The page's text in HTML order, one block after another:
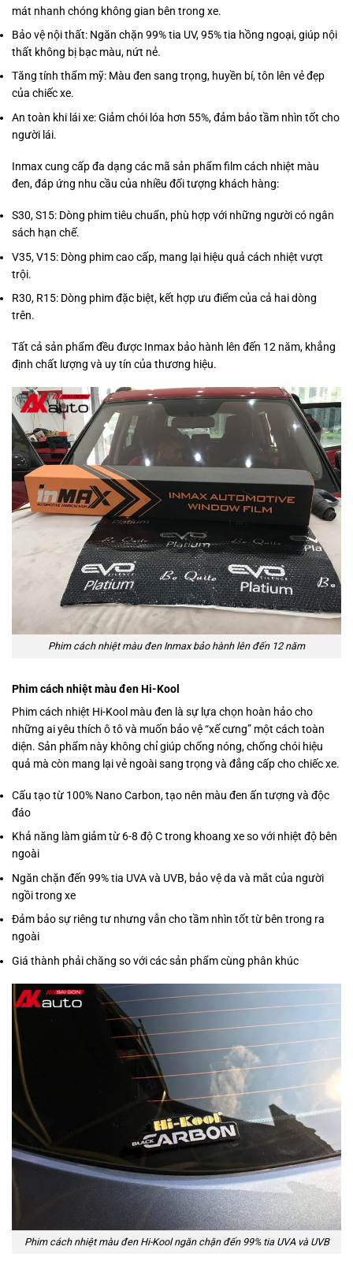
mát nhanh chóng không gian bên trong xe.
Bảo vệ nội thất: Ngăn chặn 99% tia UV, 95% tia hồng ngoại, giúp nội
thất không bị bạc màu, nứt nẻ.
Tăng tính thẩm mỹ: Màu đen sang trọng, huyền bí, tôn lên vẻ đẹp
của chiếc xe.
An toàn khi lái xe: Giảm chói lóa hơn 55%, đảm bảo tầm nhìn tốt cho
người lái.
Inmax cung cấp đa dạng các mã sản phẩm film cách nhiệt màu
đen, đáp ứng nhu cầu của nhiều đối tượng khách hàng:
S30, S15: Dòng phim tiêu chuẩn, phù hợp với những người có ngân
sách hạn chế.
V35, V15: Dòng phim cao cấp, mang lại hiệu quả cách nhiệt vượt
trội.
R30, R15: Dòng phim đặc biệt, kết hợp ưu điểm của cả hai dòng
trên.
Tất cả sản phẩm đều được Inmax bảo hành lên đến 12 năm, khẳng
định chất lượng và uy tín của thương hiệu.
Phim cách nhiệt màu đen Inmax bảo hành lên đến 12 năm
Phim cách nhiệt màu đen Hi-Kool
Phim cách nhiệt Hi-Kool màu đen là sự lựa chọn hoàn hảo cho
những ai yêu thích ô tô và muốn bảo vệ “xế cưng” một cách toàn
diện. Sản phẩm này không chỉ giúp chống nóng, chống chói hiệu
quả mà còn mang lại vẻ ngoài sang trọng và đẳng cấp cho chiếc xe.
Cấu tạo từ 100% Nano Carbon, tạo nên màu đen ấn tượng và độc
đáo
Khả năng làm giảm từ 6-8 độ C trong khoang xe so với nhiệt độ bên
ngoài
Ngăn chặn đến 99% tia UVA và UVB, bảo vệ da và mắt của người
ngồi trong xe
Đảm bảo sự riêng tư nhưng vẫn cho tầm nhìn tốt từ bên trong ra
ngoài
Giá thành phải chăng so với các sản phẩm cùng phân khúc
Phim cách nhiệt màu đen Hi-Kool ngăn chặn đến 99% tia UVA và UVB